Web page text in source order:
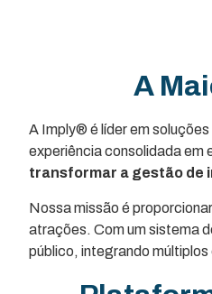
A
A Imply® é líder em
experiência consolidada
transformar a gestão de
Nossa missão é
atrações. Com um sistema
público, integrando